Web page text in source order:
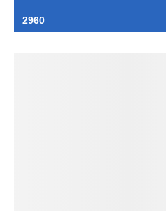
2960